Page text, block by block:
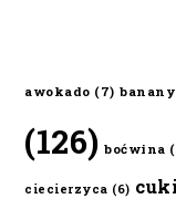
awokado (7) banany
(126) boćwina
ciecierzyca (6)